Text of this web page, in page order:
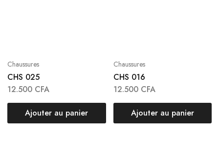
Chaussures
CHS 025
12.500 CFA
Ajouter au panier
Chaussures
CHS 016
12.500 CFA
Ajouter au panier